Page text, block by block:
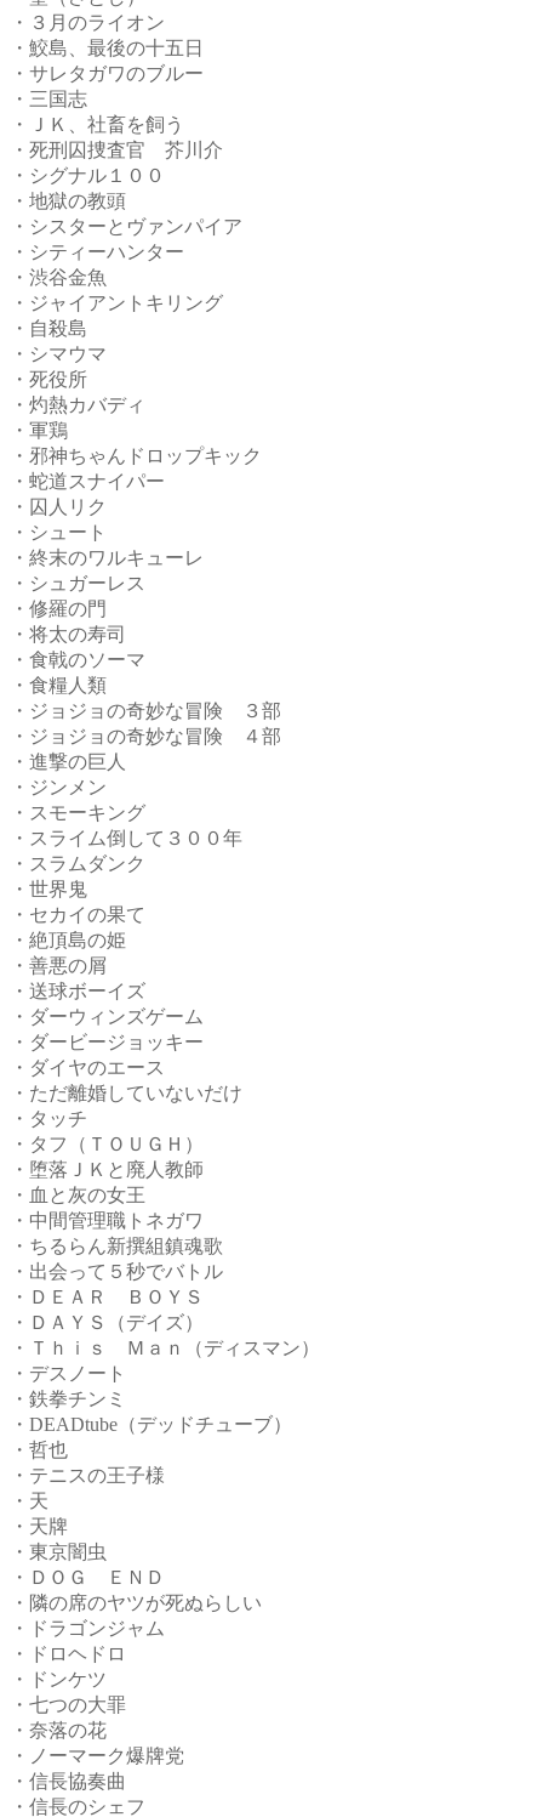
・３月のライオン
・鮫島、最後の十五日
・サレタガワのブルー
・三国志
・ＪＫ、社畜を飼う
・死刑囚捜査官 芥川介
・シグナル１００
・地獄の教頭
・シスターとヴァンパイア
・シティーハンター
・渋谷金魚
・ジャイアントキリング
・自殺島
・シマウマ
・死役所
・灼熱カバディ
・軍鶏
・邪神ちゃんドロップキック
・蛇道スナイパー
・囚人リク
・シュート
・終末のワルキューレ
・シュガーレス
・修羅の門
・将太の寿司
・食戟のソーマ
・食糧人類
・ジョジョの奇妙な冒険 ３部
・ジョジョの奇妙な冒険 ４部
・進撃の巨人
・ジンメン
・スモーキング
・スライム倒して３００年
・スラムダンク
・世界鬼
・セカイの果て
・絶頂島の姫
・善悪の屑
・送球ボーイズ
・ダーウィンズゲーム
・ダービージョッキー
・ダイヤのエース
・ただ離婚していないだけ
・タッチ
・タフ（ＴＯＵＧＨ）
・堕落ＪＫと廃人教師
・血と灰の女王
・中間管理職トネガワ
・ちるらん新撰組鎮魂歌
・出会って５秒でバトル
・ＤＥＡＲ ＢＯＹＳ
・ＤＡＹＳ（デイズ）
・Ｔｈｉｓ Ｍａｎ（ディスマン）
・デスノート
・鉄拳チンミ
・DEADtube（デッドチューブ）
・哲也
・テニスの王子様
・天
・天牌
・東京闇虫
・ＤＯＧ ＥＮＤ
・隣の席のヤツが死ぬらしい
・ドラゴンジャム
・ドロヘドロ
・ドンケツ
・七つの大罪
・奈落の花
・ノーマーク爆牌党
・信長協奏曲
・信長のシェフ